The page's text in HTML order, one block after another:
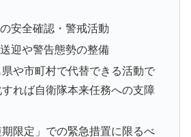
安全確認・警戒活動
迎や警告態勢の整備
や市町村で代替できる活動で
れば自衛隊本来任務への支障
限定」での緊急措置に限るべ